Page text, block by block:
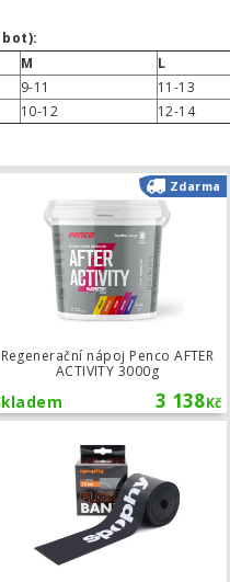
M
L
9-11
11-13
10-12 12-14
na pití adidas Tiro 0,5L
Regenerační nápoj Penco AFTER
ACTIVITY 3000g
3 138Kč
Zdarma